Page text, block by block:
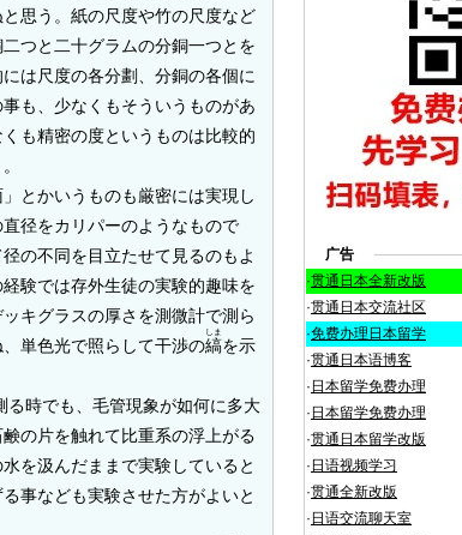
思う。紙の尺度や竹の尺度など
つと二十グラムの分銅一つとを
は尺度の各分劃、分銅の各個に
も、少なくもそういうものがあ
も精密の度というものは比較的
とかいうものも厳密には実現し
径をカリパーのようなもので
の不同を目立たせて見るのもよ
験では存外生徒の実験的趣味を
キグラスの厚さを測微計で測ら
単色光で照らして干渉の縞
しま
を示
る時でも、毛管現象が如何に多大
の片を触れて比重系の浮上がる
を汲んだままで実験していると
事なども実験させた方がよいと
广告
·贯通日本全新改版
·贯通日本交流社区
·免费办理日本留学
·贯通日本语博客
· 日本留学免费办理
· 日本留学免费办理
·贯通日本留学改版
· 日语视频学习
·贯通全新改版
· 日语交流聊天室